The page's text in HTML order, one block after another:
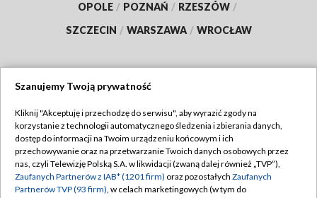
OPOLE / POZNAŃ / RZESZÓW /
SZCZECIN / WARSZAWA / WROCŁAW
TVP
Abonament TVP
Emisja w TVP
Regulamin TVP
Polityka prywatności
Szanujemy Twoją prywatność
Kliknij "Akceptuję i przechodzę do serwisu", aby wyrazić zgody na
korzystanie z technologii automatycznego śledzenia i zbierania danych,
dostęp do informacji na Twoim urządzeniu końcowym i ich
przechowywanie oraz na przetwarzanie Twoich danych osobowych przez
nas, czyli Telewizję Polską S.A. w likwidacji (zwaną dalej również „TVP”),
Zaufanych Partnerów z IAB* (1201 firm) oraz pozostałych Zaufanych
Partnerów TVP (93 firm), w celach marketingowych (w tym do